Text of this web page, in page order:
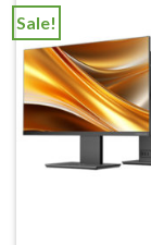
Sale!